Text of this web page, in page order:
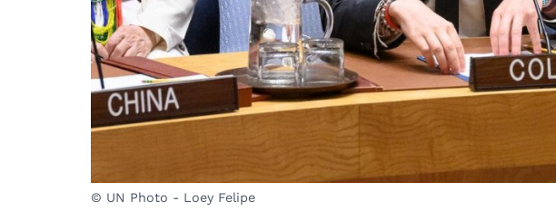
© UN Photo - Loey Felipe